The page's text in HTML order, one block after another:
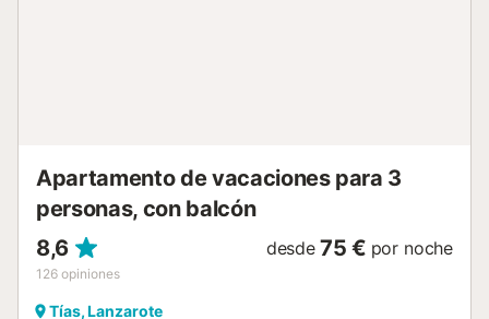
Apartamento de vacaciones para 3
personas, con balcón
8,6
126 opiniones
desde 75 € por noche
Tías, Lanzarote